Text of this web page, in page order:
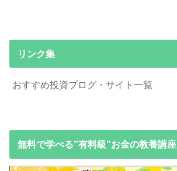
リンク集
おすすめ投資ブログ・サイト一覧
無料で学べる”有料級”お金の教養講座